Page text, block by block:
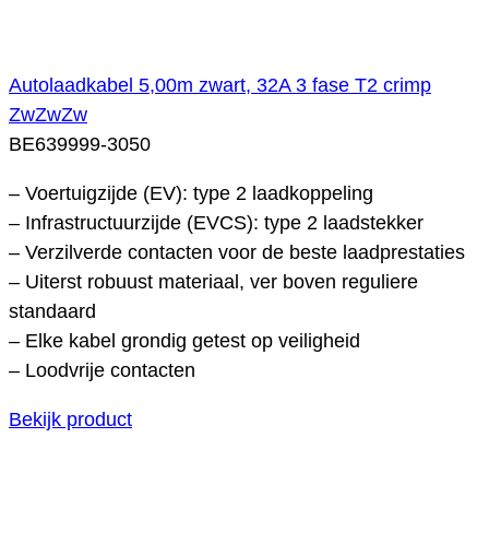
Autolaadkabel 5,00m zwart, 32A 3 fase T2 crimp
ZwZwZw
BE639999-3050
– Voertuigzijde (EV): type 2 laadkoppeling
– Infrastructuurzijde (EVCS): type 2 laadstekker
– Verzilverde contacten voor de beste laadprestaties
– Uiterst robuust materiaal, ver boven reguliere
standaard
– Elke kabel grondig getest op veiligheid
– Loodvrije contacten
Bekijk product